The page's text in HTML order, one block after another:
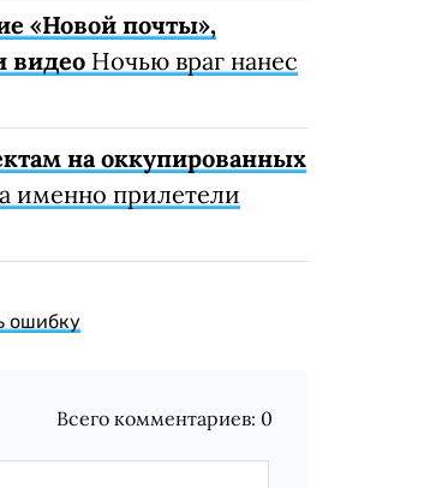
«Новой почты»,
видео Ночью враг нанес
на оккупированных
именно прилетели
ошибку
Всего комментариев: 0